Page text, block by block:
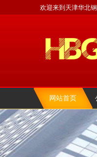
欢迎来到天津华北
网站首页